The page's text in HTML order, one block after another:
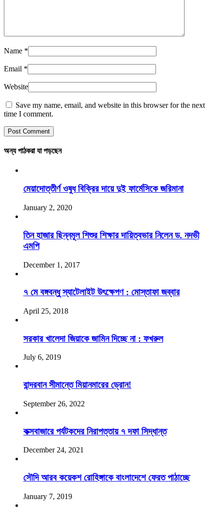
Name *
Email *
Website
Save my name, email, and website in this browser for the next
time I comment.
অন্য পাঠকরা যা পড়ছেন
মেয়াদোত্তীর্ণ ওষুধ বিক্রির দায়ে দুই ফার্মেসিকে জরিমানা
January 2, 2020
তিন হাজার ছিন্নমূল শিশুর শিক্ষার দায়িত্বভার নিলেন ড. নদভী
এমপি
December 1, 2017
৭ মে বঙ্গবন্ধু স্যাটেলাইট উৎক্ষেপণ : মোস্তাফা জব্বার
April 25, 2018
সরকার খালেদা জিয়াকে জামিন দিচ্ছে না : ফখরুল
July 6, 2019
বান্দরবান সীমান্তে মিয়ানমারের ড্রোন!
September 26, 2022
কক্সবাজারে পর্যটকদের নিরাপত্তায় ৭ দফা সিদ্ধান্ত
December 24, 2021
সৌদি আরব কয়েকশ রোহিঙ্গাকে বাংলাদেশে ফেরত পাঠাচ্ছে
January 7, 2019